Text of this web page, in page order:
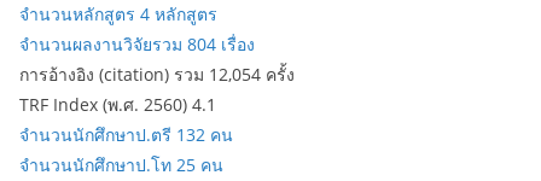
จำนวนหลักสูตร 4 หลักสูตร
จำนวนผลงานวิจัยรวม 804 เรื่อง
การอ้างอิง (citation) รวม 12,054 ครั้ง
TRF Index (พ.ศ. 2560) 4.1
จำนวนนักศึกษาป.ตรี 132 คน
จำนวนนักศึกษาป.โท 25 คน